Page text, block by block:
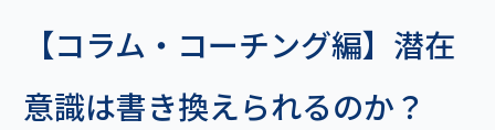
【コラム・コーチング編】潜在
意識は書き換えられるのか？